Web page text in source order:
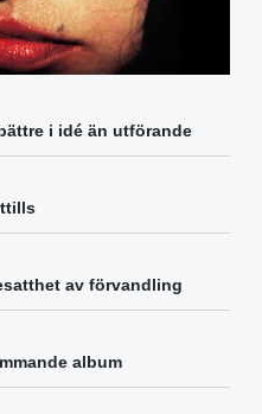
i idé än utförande
av förvandling
album